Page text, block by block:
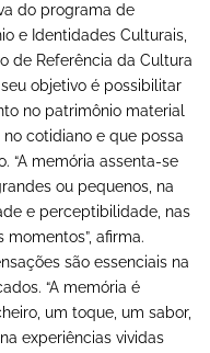
do programa de
e Identidades Culturais,
de Referência da Cultura
objetivo é possibilitar
no patrimônio material
cotidiano e que possa
“A memória assenta-se
ou pequenos, na
e perceptibilidade, nas
afirma.
são essenciais na
“A memória é
um toque, um sabor,
experiências vividas